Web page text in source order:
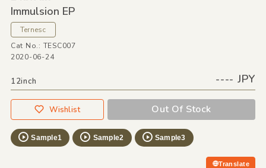
Immulsion EP
Ternesc
Cat No.: TESC007
2020-06-24
12inch ---- JPY
Wishlist Out Of Stock
Sample1 Sample2 Sample3
Translate